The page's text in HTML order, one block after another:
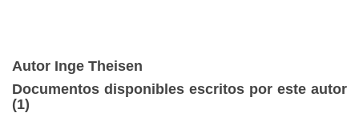
Autor Inge Theisen
Documentos disponibles escritos por este autor
(1)